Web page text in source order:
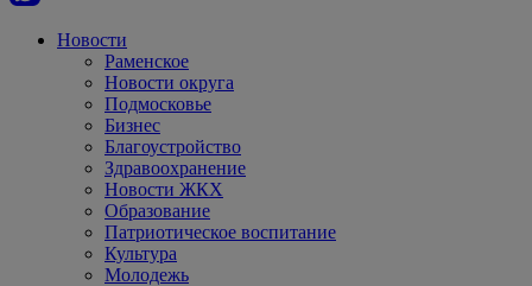
Новости
Раменское
Новости округа
Подмосковье
Бизнес
Благоустройство
Здравоохранение
Новости ЖКХ
Образование
Патриотическое воспитание
Культура
Молодежь